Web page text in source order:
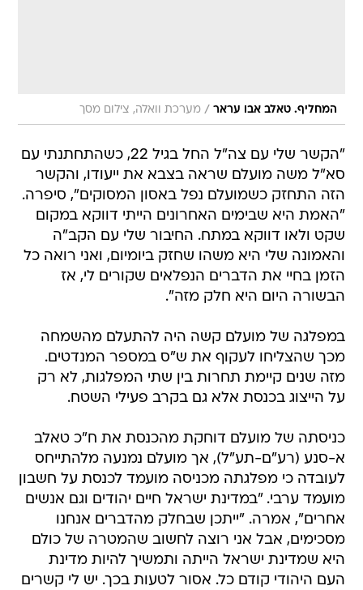
המחליף. טאלב אבו עראר / מערכת וואלה, צילום מסך
"הקשר שלי עם צה"ל החל בגיל 22, כשהתחתנתי עם
סא"ל משה מועלם שראה בצבא את ייעודו, והקשר
הזה התחזק כשמועלם נפל באסון המסוקים", סיפרה.
"האמת היא שבימים האחרונים הייתי דווקא במקום
שקט ולאו דווקא במתח. החיבור שלי עם הקב"ה
והאמונה שלי היא משהו שחזק ביומיום, ואני רואה כל
הזמן בחיי את הדברים הנפלאים שקורים לי, אז
הבשורה היום היא חלק מזה".
במפלגה של מועלם קשה היה להתעלם מהשמחה
מכך שהצליחו לעקוף את ש"ס במספר המנדטים.
מזה שנים קיימת תחרות בין שתי המפלגות, לא רק
על הייצוג בכנסת אלא גם בקרב פעילי השטח.
כניסתה של מועלם דוחקת מהכנסת את ח"כ טאלב
א-סנע (רע"ם-תע"ל), אך מועלם נמנעה מלהתייחס
לעובדה כי מפלגתה מכניסה מועמד לכנסת על חשבון
מועמד ערבי. "במדינת ישראל חיים יהודים וגם אנשים
אחרים", אמרה. "ייתכן שבחלק מהדברים אנחנו
מסכימים, אבל אני רוצה לחשוב שהמטרה של כולם
היא שמדינת ישראל הייתה ותמשיך להיות מדינת
העם היהודי קודם כל. אסור לטעות בכך. יש לי קשרים